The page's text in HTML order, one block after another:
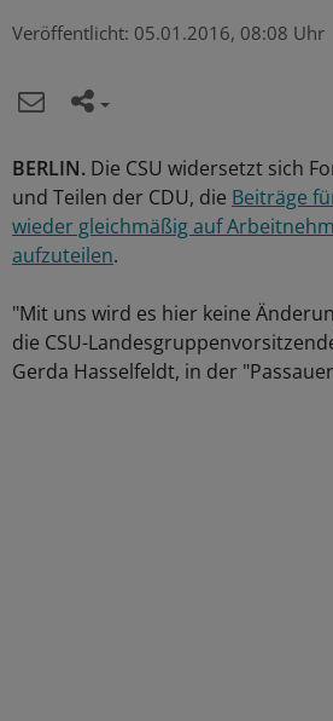
Veröffentlicht: 05.01.2016, 08:08 Uhr
BERLIN. Die CSU widersetzt sich
und Teilen der CDU, die Beiträge
wieder gleichmäßig auf
aufzuteilen.
"Mit uns wird es hier keine
die CSU-
Gerda Hasselfeldt, in der